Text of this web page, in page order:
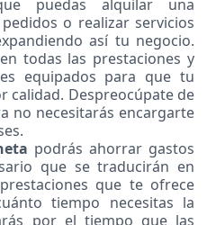
puedas alquilar una
o realizar servicios
así tu negocio.
todas las prestaciones y
equipados para que tu
calidad. Despreocúpate de
no necesitarás encargarte
podrás ahorrar gastos
que se traducirán en
que te ofrece
tiempo necesitas la
por el tiempo que las